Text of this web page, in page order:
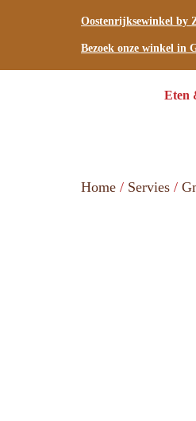
Oostenrijksewinkel by
Bezoek onze winkel in
Eten
Home / Servies /